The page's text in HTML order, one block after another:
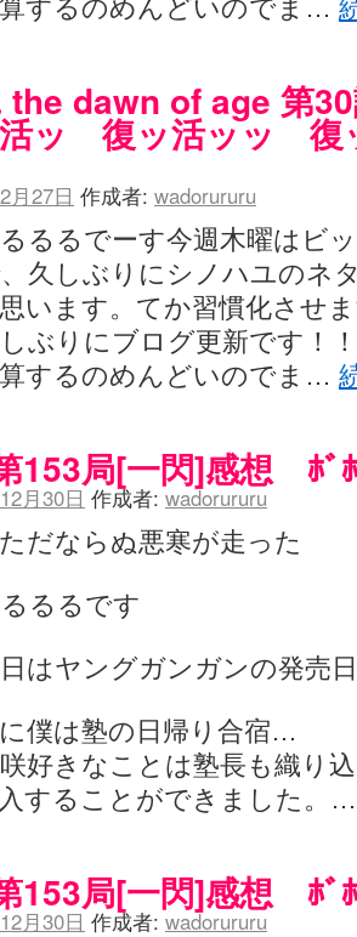
するのめんどいのでま…
the dawn of age 第
ッ 復ッ活ッッ 復
月27日 作成者: wadorururu
るるでーす今週木曜はビ
久しぶりにシノハユのネ
います。てか習慣化させ
ぶりにブログ更新です！
するのめんどいのでま…
153局[一閃]感想 ﾎ
月30日 作成者: wadorururu
だならぬ悪寒が走った
るるです
はヤングガンガンの発売日
僕は塾の日帰り合宿…
好きなことは塾長も織り
することができました。
153局[一閃]感想 ﾎ
月30日 作成者: wadorururu